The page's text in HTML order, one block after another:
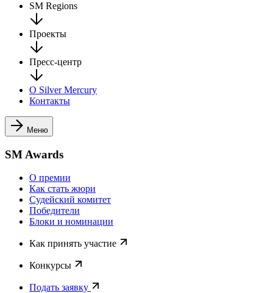
SM Regions
Проекты
Пресс-центр
О Silver Mercury
Контакты
Меню
SM Awards
О премии
Как стать жюри
Судейский комитет
Победители
Блоки и номинации
Как принять участие
Конкурсы
Подать заявку